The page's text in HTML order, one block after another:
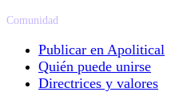
Comunidad
Publicar en Apolitical
Quién puede unirse
Directrices y valores